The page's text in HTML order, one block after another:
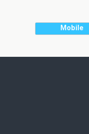
Mobile